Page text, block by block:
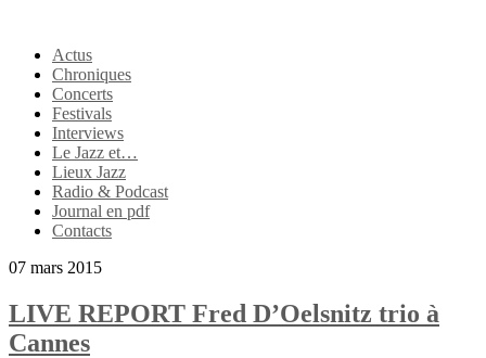
Actus
Chroniques
Concerts
Festivals
Interviews
Le Jazz et…
Lieux Jazz
Radio & Podcast
Journal en pdf
Contacts
07 mars 2015
LIVE REPORT Fred D’Oelsnitz trio à
Cannes